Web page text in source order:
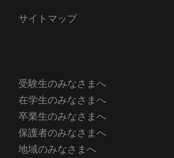
サイトマップ
受験生のみなさまへ
在学生のみなさまへ
卒業生のみなさまへ
保護者のみなさまへ
地域のみなさまへ